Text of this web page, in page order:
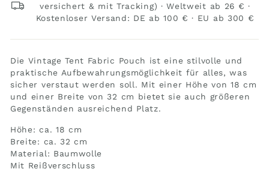
versichert & mit Tracking) · Weltweit ab 26 € ·
Kostenloser Versand: DE ab 100 € · EU ab 300 €
Die Vintage Tent Fabric Pouch ist eine stilvolle und
praktische Aufbewahrungsmöglichkeit für alles, was
sicher verstaut werden soll. Mit einer Höhe von 18 cm
und einer Breite von 32 cm bietet sie auch größeren
Gegenständen ausreichend Platz.
Höhe: ca. 18 cm
Breite: ca. 32 cm
Material: Baumwolle
Mit Reißverschluss